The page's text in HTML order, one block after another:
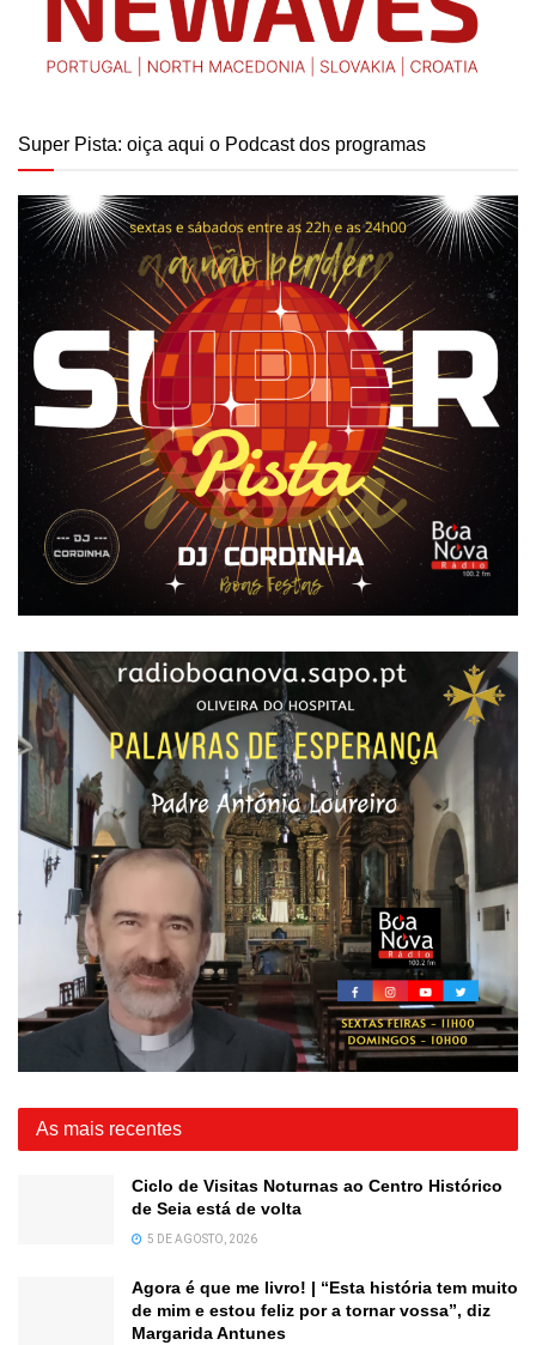
Super Pista: oiça aqui o Podcast dos programas
As mais recentes
Ciclo de Visitas Noturnas ao Centro Histórico
de Seia está de volta
5 DE AGOSTO, 2026
Agora é que me livro! | “Esta história tem muito
de mim e estou feliz por a tornar vossa”, diz
Margarida Antunes